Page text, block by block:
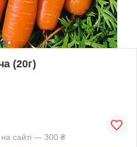
(20г)
сайті — 300 ₴